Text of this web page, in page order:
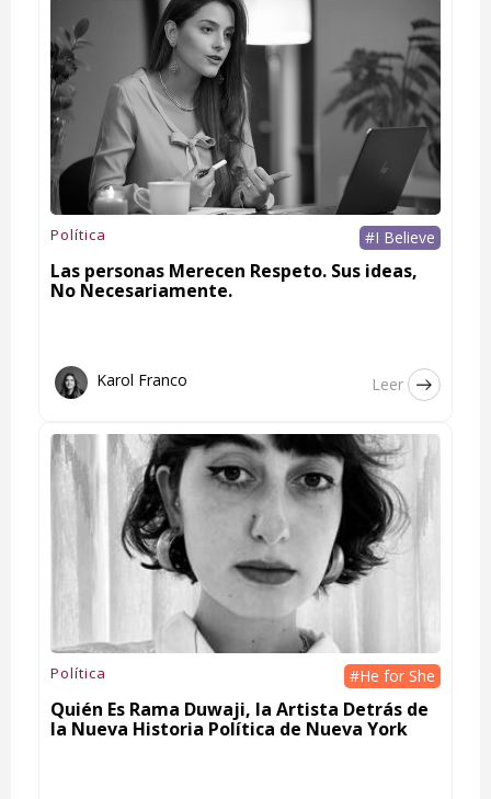
Política #I Believe
Las personas Merecen Respeto. Sus ideas,
No Necesariamente.
Karol Franco Leer
Política #He for She
Quién Es Rama Duwaji, la Artista Detrás de
la Nueva Historia Política de Nueva York